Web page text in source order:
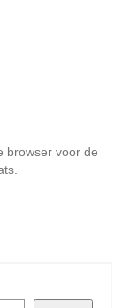
browser voor de